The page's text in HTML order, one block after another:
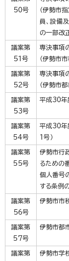
50号
（伊勢市
員、設備
の一部改
議案第
51号
専決事項
（伊勢市
議案第
52号
専決事項
（伊勢市
議案第
53号
平成30年
議案第
54号
平成30年
1号）
議案第
55号
伊勢市行
るための
個人番号
する条例
議案第
56号
伊勢市市
議案第
57号
伊勢市都
議案第
伊勢市学